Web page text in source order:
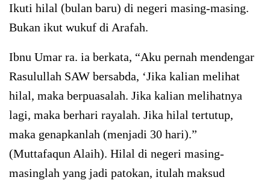
Ikuti hilal (bulan baru) di negeri masing-masing.
Bukan ikut wukuf di Arafah.
Ibnu Umar ra. ia berkata, “Aku pernah mendengar
Rasulullah SAW bersabda, ‘Jika kalian melihat
hilal, maka berpuasalah. Jika kalian melihatnya
lagi, maka berhari rayalah. Jika hilal tertutup,
maka genapkanlah (menjadi 30 hari).”
(Muttafaqun Alaih). Hilal di negeri masing-
masinglah yang jadi patokan, itulah maksud